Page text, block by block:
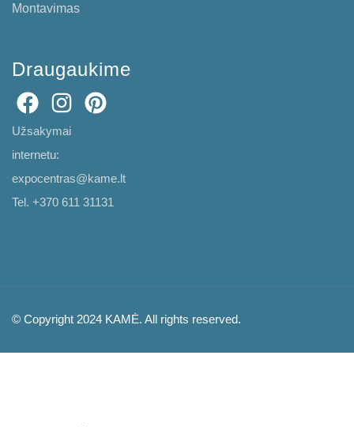
Montavimas
Draugaukime
Užsakymai
internetu:
expocentras@kame.lt
Tel. +370 611 31131
© Copyright 2024 KAMĖ. All rights reserved.